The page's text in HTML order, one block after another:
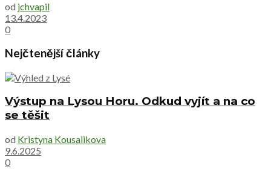
od jchvapil
13.4.2023
0
Nejčtenější články
Výstup na Lysou Horu. Odkud vyjít a na co
se těšit
od Kristyna Kousalikova
9.6.2025
0